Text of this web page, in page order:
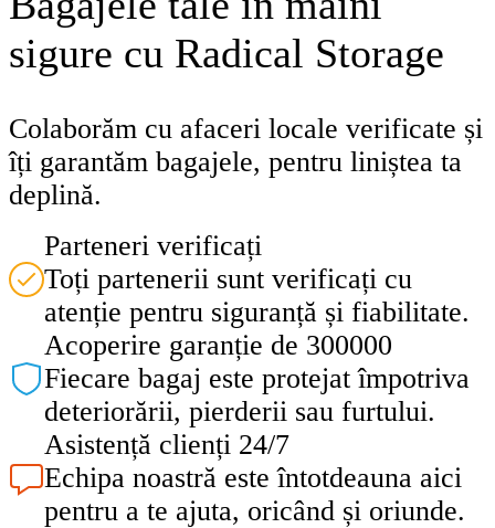
sigure cu Radical Storage
Colaborăm cu afaceri locale verificate și
îți garantăm bagajele, pentru liniștea ta
deplină.
Parteneri verificați
Toți partenerii sunt verificați cu
atenție pentru siguranță și fiabilitate.
Acoperire garanție de 300000
Fiecare bagaj este protejat împotriva
deteriorării, pierderii sau furtului.
Asistență clienți 24/7
Echipa noastră este întotdeauna aici
pentru a te ajuta, oricând și oriunde.